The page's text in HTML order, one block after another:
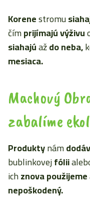
Korenestromu
čímprijímajú výživu
siahajúaždo neba,
mesiaca.
Machový
zabalíme
Produktynám
bublinkovejfólii
ichznova použijeme
nepoškodený.